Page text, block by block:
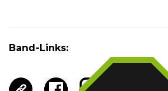
Band-Links: